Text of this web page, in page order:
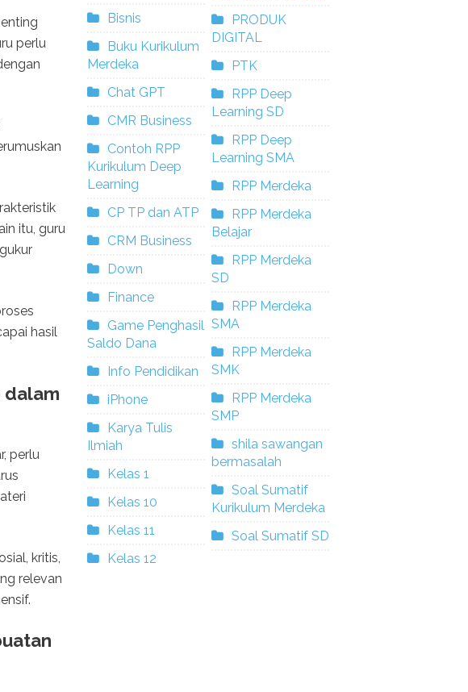
perlu
itu, guru
hasil
dalam
perlu
kritis,
relevan
Bisnis
Buku Kurikulum
Merdeka
Chat GPT
CMR Business
Contoh RPP
Kurikulum Deep
Learning
CP TP dan ATP
CRM Business
Down
Finance
Game Penghasil
Saldo Dana
Info Pendidikan
iPhone
Karya Tulis
Ilmiah
Kelas 1
Kelas 10
Kelas 11
Kelas 12
PRODUK
DIGITAL
PTK
RPP Deep
Learning SD
RPP Deep
Learning SMA
RPP Merdeka
RPP Merdeka
Belajar
RPP Merdeka
SD
RPP Merdeka
SMA
RPP Merdeka
SMK
RPP Merdeka
SMP
shila sawangan
bermasalah
Soal Sumatif
Kurikulum Merdeka
Soal Sumatif SD